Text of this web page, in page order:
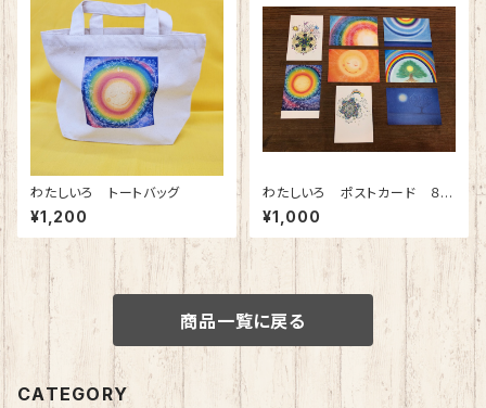
わたしいろ トートバッグ
¥1,200
わたしいろ ポストカード ８枚
セット
¥1,000
商品一覧に戻る
CATEGORY